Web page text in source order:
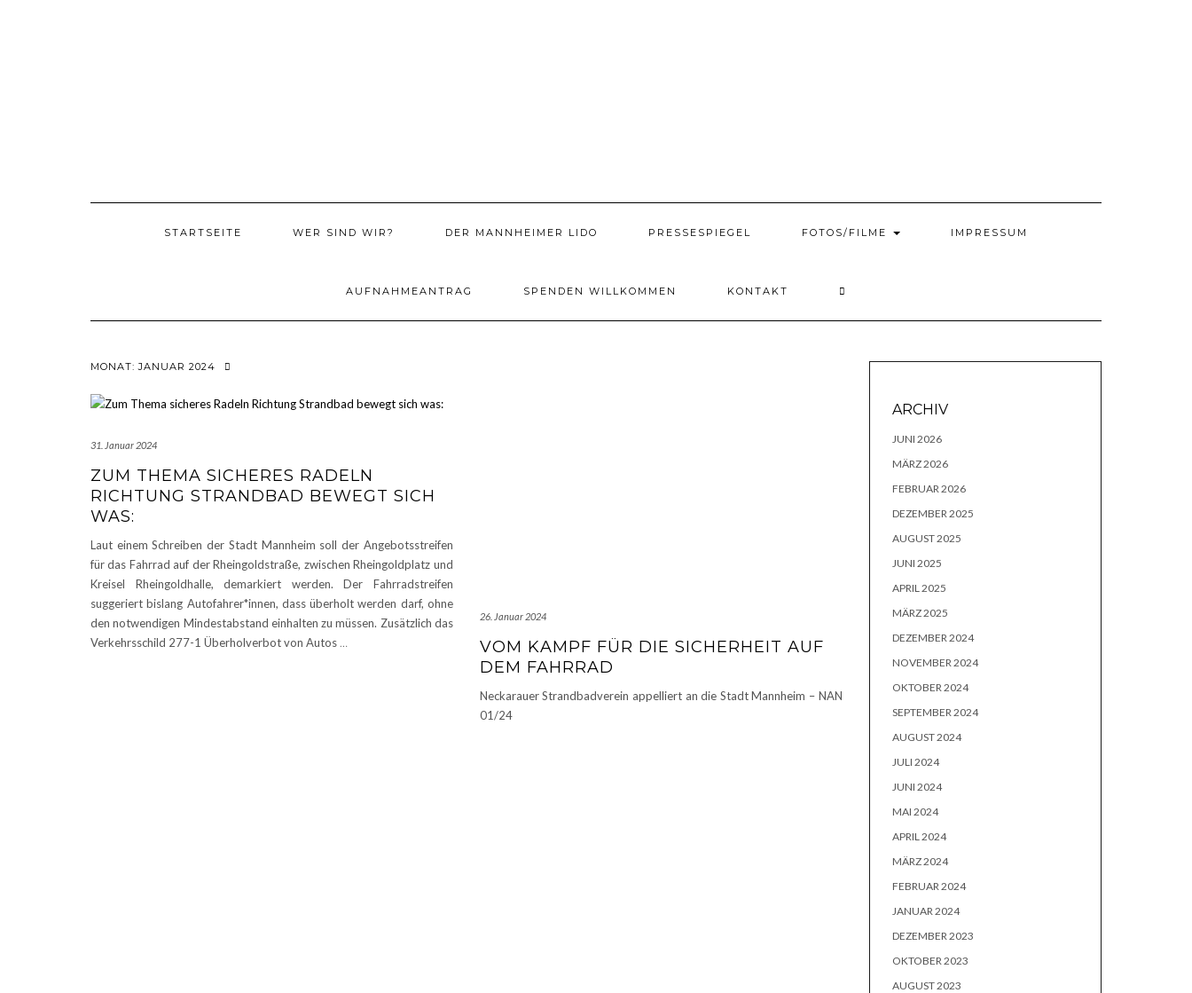
STARTSEITE WER SIND WIR? DER MANNHEIMER LIDO PRESSESPIEGEL FOTOS/FILME IMPRESSUM
AUFNAHMEANTRAG SPENDEN WILLKOMMEN KONTAKT
MONAT:JANUAR 2024
31. Januar 2024
ZUM THEMA SICHERES RADELN
RICHTUNG STRANDBAD BEWEGT SICH
WAS:
Laut einem Schreiben der Stadt Mannheim soll der Angebotsstreifen
für das Fahrrad auf der Rheingoldstraße, zwischen Rheingoldplatz und
Kreisel Rheingoldhalle, demarkiert werden. Der Fahrradstreifen
suggeriert bislang Autofahrer*innen, dass überholt werden darf, ohne
den notwendigen Mindestabstand einhalten zu müssen. Zusätzlich das
Verkehrsschild 277-1 Überholverbot von Autos …
26. Januar 2024
VOM KAMPF FÜR DIE SICHERHEIT AUF
DEM FAHRRAD
Neckarauer Strandbadverein appelliert an die Stadt Mannheim – NAN
01/24
ARCHIV
JUNI 2026
MÄRZ 2026
FEBRUAR 2026
DEZEMBER 2025
AUGUST 2025
JUNI 2025
APRIL 2025
MÄRZ 2025
DEZEMBER 2024
NOVEMBER 2024
OKTOBER 2024
SEPTEMBER 2024
AUGUST 2024
JULI 2024
JUNI 2024
MAI 2024
APRIL 2024
MÄRZ 2024
FEBRUAR 2024
JANUAR 2024
DEZEMBER 2023
OKTOBER 2023
AUGUST 2023